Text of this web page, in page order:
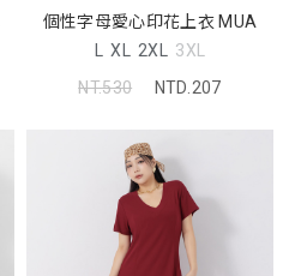
個性字母愛心印花上衣 MUA
L XL 2XL 3XL
NT.530
NTD.207